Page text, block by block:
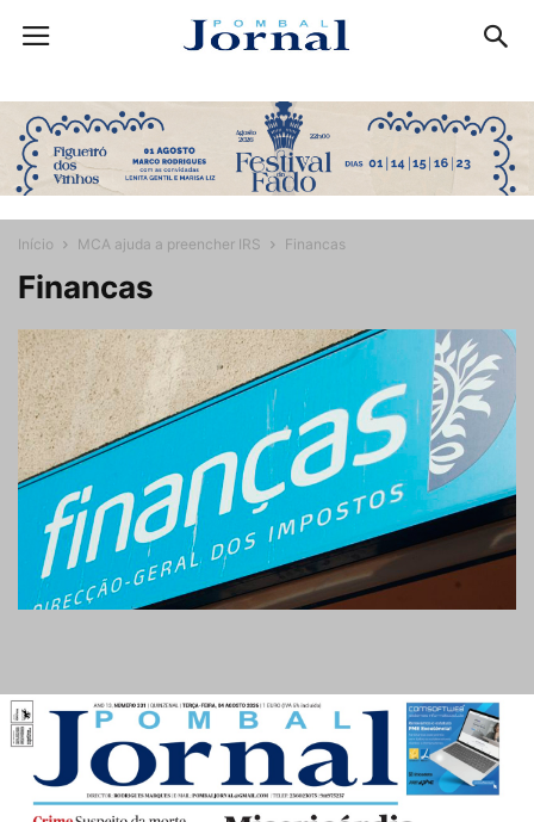
Início MCA ajuda a preencher IRS Financas
Financas